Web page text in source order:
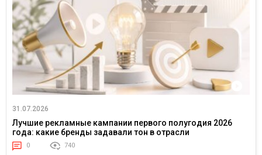
31.07.2026
Лучшие рекламные кампании первого полугодия 2026
года: какие бренды задавали тон в отрасли
0 740